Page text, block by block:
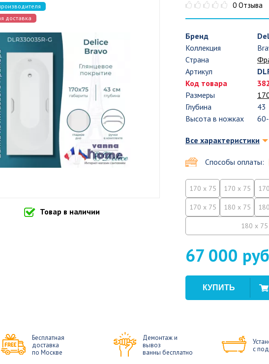
доставка
Товар в наличии
0 Отзыва
Бренд
Коллекция
Страна
Артикул
Код товара
Размеры
Глубина
43
Высота в ножках
Все характеристики
Способы оплаты:
170 x 75 170 x 75
170 x 75 180 x 75
180 x 75
67 000
Бесплатная
доставка
по Москве
Демонтаж и
вывоз
ванны бесплатно
с